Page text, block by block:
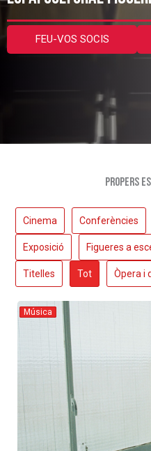
FEU-VOS SOCIS
PROPERS
Cinema Conferències
Exposició Figueres a
Titelles Tot Òpera i
Música